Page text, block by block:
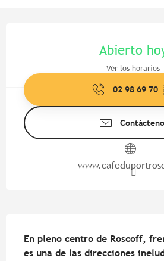
Abierto
Ver los horarios
02 98 69 70
En pleno centro de Roscoff,
es una de las direcciones